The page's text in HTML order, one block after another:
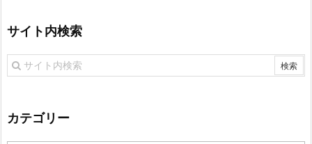
サイト内検索
カテゴリー